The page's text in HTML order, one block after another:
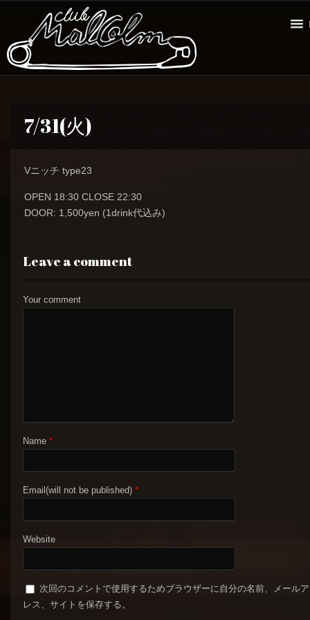
7/31(火)
Vニッチ type23
OPEN 18:30 CLOSE 22:30
DOOR: 1,500yen (1drink代込み)
Leave a comment
Your comment
Name *
Email(will not be published) *
Website
次回のコメントで使用するためブラウザーに自分の名前、メール
レス、サイトを保存する。